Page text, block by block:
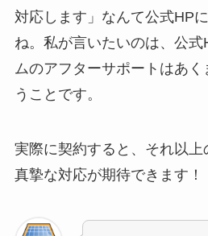
対応します」なんて公式HP
ね。私が言いたいのは、公式
ムのアフターサポートはあ
うことです。
実際に契約すると、それ以上
真摯な対応が期待できます！